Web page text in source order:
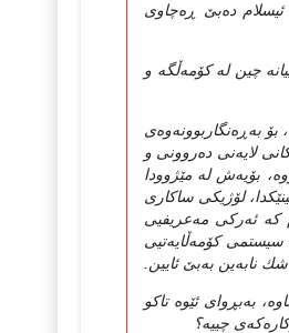
ئیسلام ده‌بێ‌ ڕه‌چاوی‌
چین له‌ كۆمه‌ڵگه‌ و
به‌ڕه‌نگاربوونه‌وه‌ی‌
لایه‌نی‌ ده‌روونی‌ و
بۆیه‌ش له‌ مێژوودا
لۆژیكی‌ ساكاری‌
كه‌ ئه‌ركی‌ مه‌عریفیی‌
كۆمه‌ڵایه‌تیی‌
نابه‌ین به‌بێ‌ ئایین.
به‌بڕوای ئێوه‌ تاكو
چییه‌؟